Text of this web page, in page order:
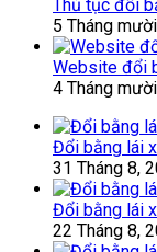
Thủ tục đổi
5 Tháng
Website đổi
4 Tháng
Đổi bằng lái
31 Tháng 8,
Đổi bằng lái
22 Tháng 8,